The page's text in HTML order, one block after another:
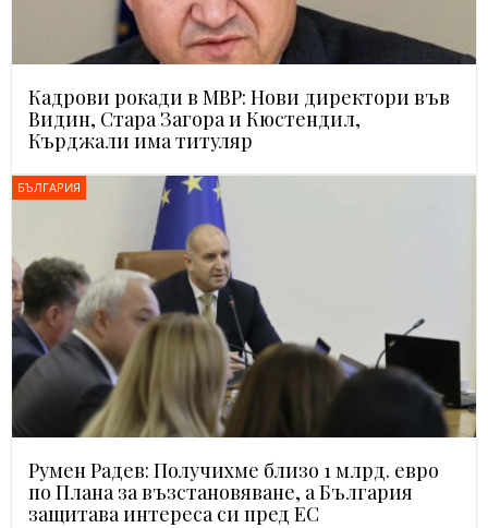
Кадрови рокади в МВР: Нови директори във
Видин, Стара Загора и Кюстендил,
Кърджали има титуляр
БЪЛГАРИЯ
Румен Радев: Получихме близо 1 млрд. евро
по Плана за възстановяване, а България
защитава интереса си пред ЕС